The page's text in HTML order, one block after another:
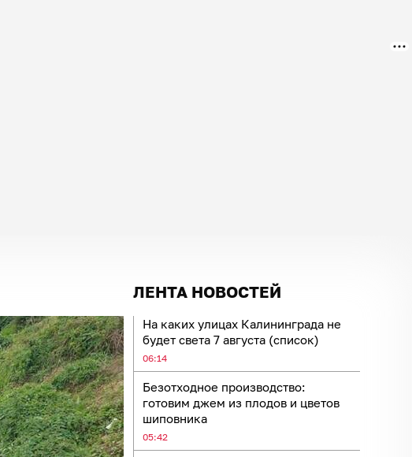
ЛЕНТА НОВОСТЕЙ
На каких улицах Калининграда не
будет света 7 августа (список)
06:14
Безотходное производство:
готовим джем из плодов и цветов
шиповника
05:42